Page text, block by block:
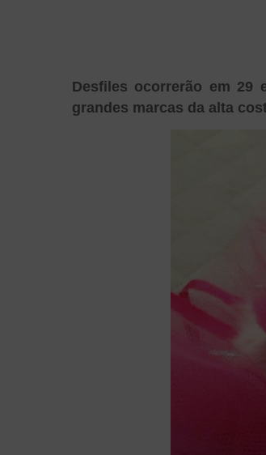
Desfiles ocorrerão em 29
grandes marcas da alta